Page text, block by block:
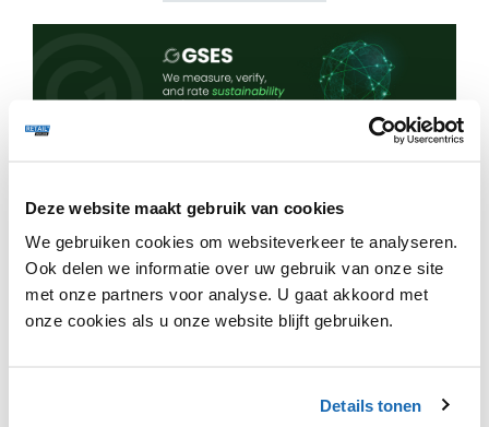
Deze website maakt gebruik van cookies
We gebruiken cookies om websiteverkeer te analyseren.
Ook delen we informatie over uw gebruik van onze site
met onze partners voor analyse. U gaat akkoord met
onze cookies als u onze website blijft gebruiken.
Details tonen
logistieke robot genaamd 'Toru'. Deze robot kan door
middel van geavanceerde cameratechnologie objecten
herkennen en vervolgens zelfstandig objecten
detecteren, grijpen en vervoeren. Wanneer de robot
een bestelling ontvangt, berekent hij de beste baan
met zijn eigen navigatiesysteem. De robot heeft